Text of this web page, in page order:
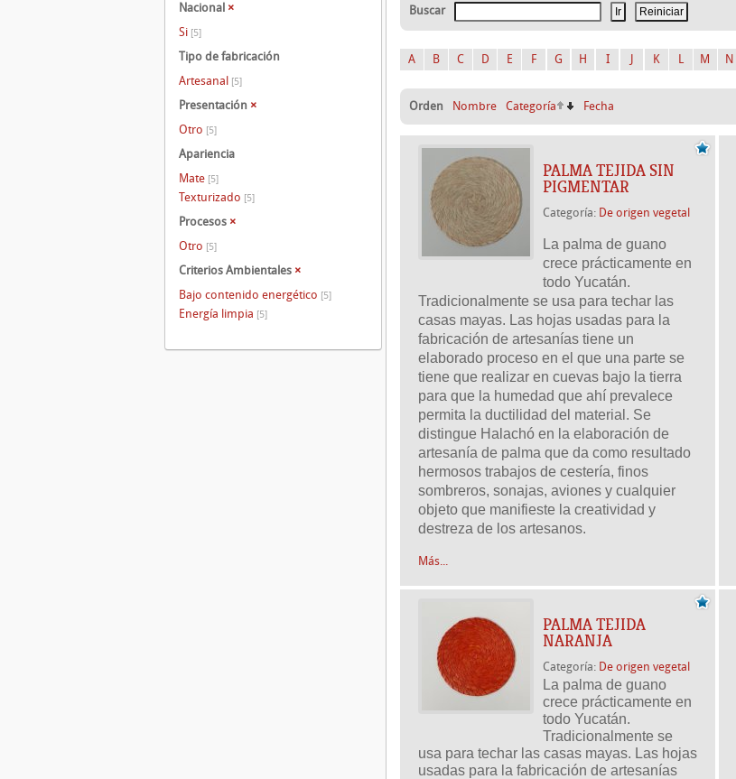
Buscar
A B C D E F G H I K L M N
Orden Nombre Categoría Fecha
PALMA TEJIDA SIN
PIGMENTAR
Categoría: De origen vegetal
La palma de guano
crece prácticamente en
todo Yucatán.
Tradicionalmente se usa para techar las
casas mayas. Las hojas usadas para la
fabricación de artesanías tiene un
elaborado proceso en el que una parte se
tiene que realizar en cuevas bajo la tierra
para que la humedad que ahí prevalece
permita la ductilidad del material. Se
distingue Halachó en la elaboración de
artesanía de palma que da como resultado
hermosos trabajos de cestería, finos
sombreros, sonajas, aviones y cualquier
objeto que manifieste la creatividad y
destreza de los artesanos.
Más...
PALMA TEJIDA
NARANJA
Categoría: De origen vegetal
La palma de guano
crece prácticamente en
todo Yucatán.
Tradicionalmente se
usa para techar las casas mayas. Las hojas
usadas para la fabricación de artesanías
Nacional ×
Si [5]
Tipo de fabricación
Artesanal [5]
Presentación ×
Otro [5]
Apariencia
Mate [5]
Texturizado [5]
Procesos ×
Otro [5]
Criterios Ambientales ×
Bajo contenido energético [5]
Energía limpia [5]